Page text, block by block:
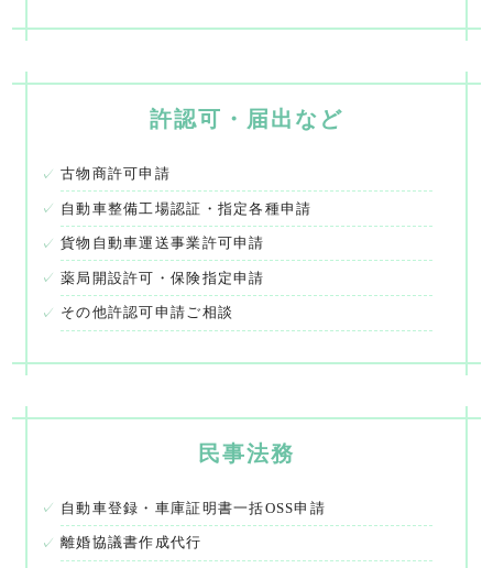
許認可・届出など
古物商許可申請
自動車整備工場認証・指定各種申請
貨物自動車運送事業許可申請
薬局開設許可・保険指定申請
その他許認可申請ご相談
民事法務
自動車登録・車庫証明書一括OSS申請
離婚協議書作成代行